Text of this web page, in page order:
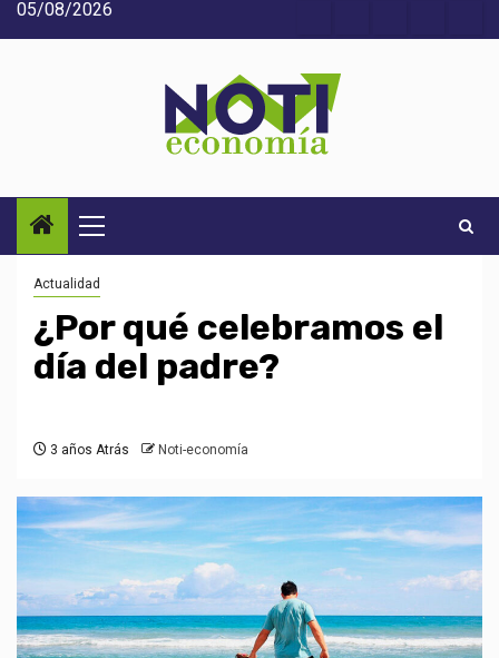
Saltar
al
05/08/2026
Noti-
economía
Menú
principal
Actualidad
¿Por qué celebramos el
día del padre?
3 años Atrás Noti-economía